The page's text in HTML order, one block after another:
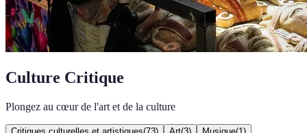
Culture Critique
Plongez au cœur de l'art et de la culture